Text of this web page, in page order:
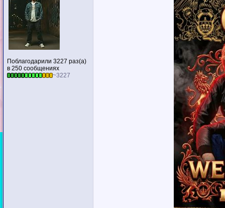
Поблагодарили 3227 раз(а)
в 250 сообщениях
~3227